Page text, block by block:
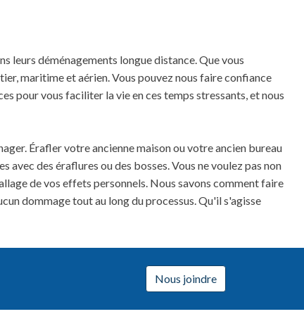
leurs déménagements longue distance. Que vous
maritime et aérien. Vous pouvez nous faire confiance
pour vous faciliter la vie en ces temps stressants, et nous
Érafler votre ancienne maison ou votre ancien bureau
des éraflures ou des bosses. Vous ne voulez pas non
de vos effets personnels. Nous savons comment faire
dommage tout au long du processus. Qu'il s'agisse
Nous joindre